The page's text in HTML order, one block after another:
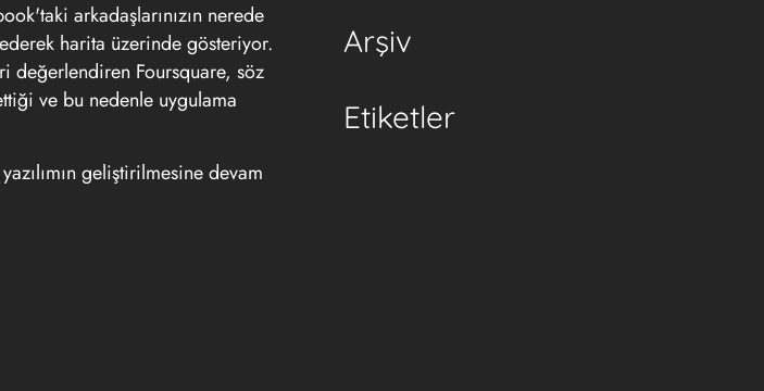
arkadaşlarınızın nerede
harita üzerinde gösteriyor.
değerlendiren Foursquare, söz
ve bu nedenle uygulama
geliştirilmesine devam
Arşiv
Etiketler